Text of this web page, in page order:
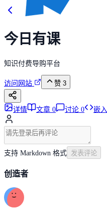
今日有课
知识付费导购平台
访问网站 赞 3
详情 文章 0 讨论 0 嵌入
支持 Markdown 格式 发表评论
创造者